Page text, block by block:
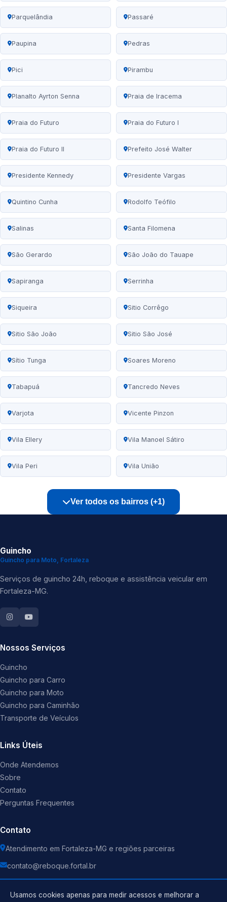
Parquelândia Passaré
Paupina Pedras
Pici Pirambu
Planalto Ayrton Senna Praia de Iracema
Praia do Futuro Praia do Futuro I
Praia do Futuro II Prefeito José Walter
Presidente Kennedy Presidente Vargas
Quintino Cunha Rodolfo Teófilo
Salinas Santa Filomena
São Gerardo São João do Tauape
Sapiranga Serrinha
Siqueira Sitio Corrêgo
Sitio São João Sitio São José
Sítio Tunga Soares Moreno
Tabapuá Tancredo Neves
Varjota Vicente Pinzon
Vila Ellery Vila Manoel Sátiro
Vila Peri Vila União
Ver todos os bairros (+1)
Guincho
Guincho para Moto, Fortaleza
Serviços de guincho 24h, reboque e assistência veicular em
Fortaleza-MG.
Nossos Serviços
Guincho
Guincho para Carro
Guincho para Moto
Guincho para Caminhão
Transporte de Veículos
Links Úteis
Onde Atendemos
Sobre
Contato
Perguntas Frequentes
Contato
Atendimento em Fortaleza-MG e regiões parceiras
contato@reboque.fortal.br
Usamos cookies apenas para medir acessos e melhorar a